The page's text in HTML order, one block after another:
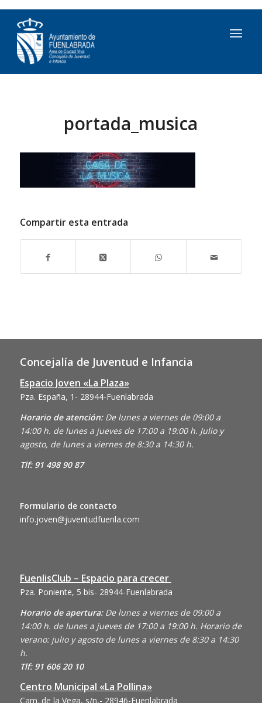
portada_musica
Compartir esta entrada
Concejalía de Juventud e Infancia
Espacio Joven «La Plaza»
Pza. España, 1- 28944-Fuenlabrada
Horario de atención: De lunes a viernes de 09:00 a
14:00 h. de lunes a jueves de 17:00 a 19:00 h. Julio y
agosto, de lunes a viernes de 8:30 a 14:30 h.
Tlf: 91 498 90 87
Formulario de contacto
info.joven@juventudfuenla.com
FuenlisClub – Espacio para crecer
Pza. Poniente, 5 bis- 28944-Fuenlabrada
Horario de apertura:De lunes a viernes de 09:00 a
14:00 h. de lunes a jueves de 17:00 a 19:00 h. Horario de
verano: julio y agosto de lunes a viernes de 8:30 a 14:30
h.
Tlf: 91 606 20 10
Centro Municipal «La Pollina»
Cam. de la Vega, s/n,- 28946-Fuenlabrada